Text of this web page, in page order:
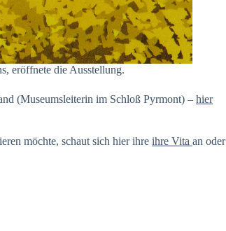
eröffnete die Ausstellung.
(Museumsleiterin im Schloß Pyrmont) – hier
möchte, schaut sich hier ihre ihre Vita an oder